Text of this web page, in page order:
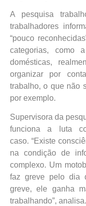
A pesquisa
trabalhadores
“pouco
categorias, como
domésticas,
organizar por
trabalho, o que não
por exemplo.
Supervisora da
funciona a luta
caso. “Existe
na condição de
complexo. Um
faz greve pelo dia
greve, ele ganha
trabalhando”, analisa.